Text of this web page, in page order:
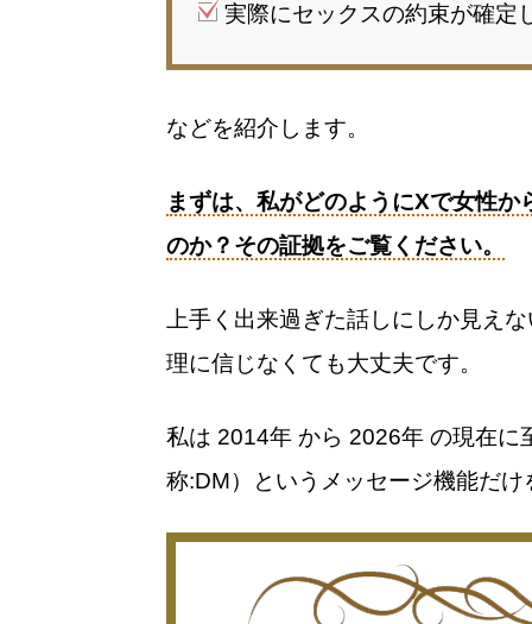
実際にセックスの約束が確定
などを紹介します。
まずは、私がどのようにXで女性
のか？その証拠をご覧ください。
上手く出来過ぎた話しにしか見え
理に信じなくても大丈夫です。
私は 2014年 から 2026年 の現在に
称:DM）というメッセージ機能だ